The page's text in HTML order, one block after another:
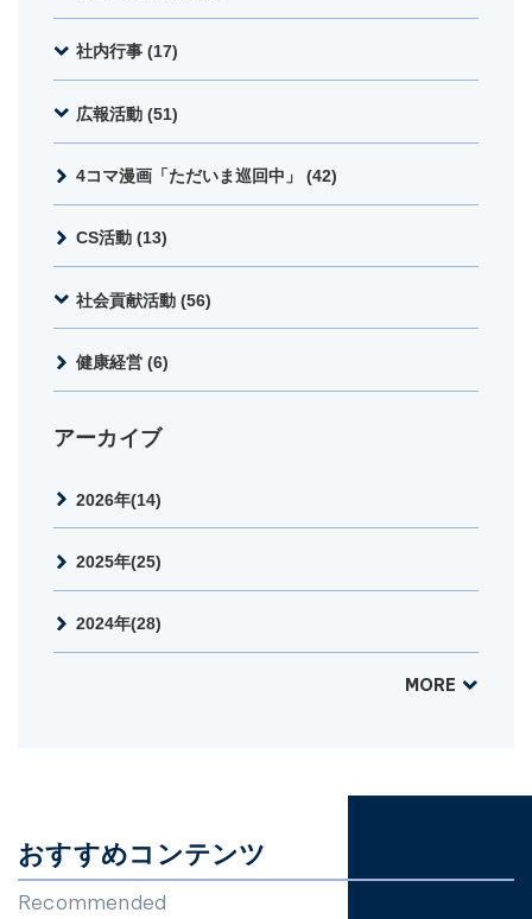
社内行事 (17)
広報活動 (51)
4コマ漫画「ただいま巡回中」 (42)
CS活動 (13)
社会貢献活動 (56)
健康経営 (6)
アーカイブ
2026年(14)
2025年(25)
2024年(28)
MORE
おすすめコンテンツ
Recommended